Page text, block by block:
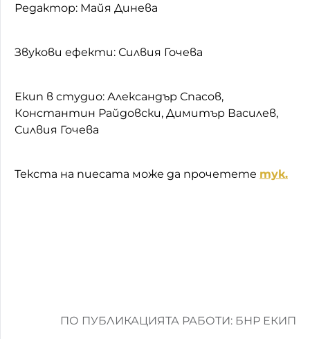
Редактор: Майя Динева
Звукови ефекти: Силвия Гочева
Екип в студио: Александър Спасов,
Константин Райдовски, Димитър Василев,
Силвия Гочева
Текста на пиесата може да прочетете тук.
ПО ПУБЛИКАЦИЯТА РАБОТИ: БНР ЕКИП